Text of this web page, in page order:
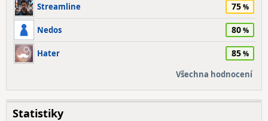
Streamline 75
Nedos 80
Hater 85
Všechna hodnocení
Statistiky